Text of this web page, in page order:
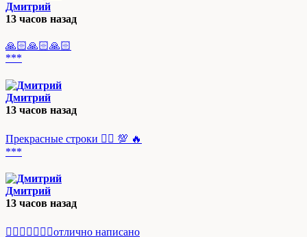
Дмитрий
13 часов назад
🙏🏻🙏🏻🙏🏻
***
Дмитрий
13 часов назад
Прекрасные строки 👍🏻 💯 🔥
***
Дмитрий
13 часов назад
👌🏻👍🏻💯💯💯отлично написано